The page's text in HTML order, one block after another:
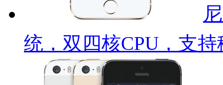
统，双四核CPU，支